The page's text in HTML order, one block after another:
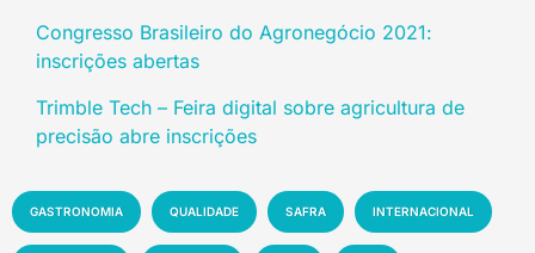
Congresso Brasileiro do Agronegócio 2021:
inscrições abertas
Trimble Tech – Feira digital sobre agricultura de
precisão abre inscrições
GASTRONOMIA QUALIDADE SAFRA INTERNACIONAL